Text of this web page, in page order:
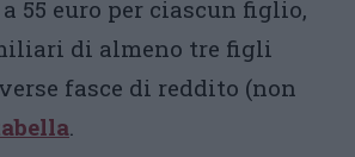
55 euro per ciascun figlio,
di almeno tre figli
fasce di reddito (non
.